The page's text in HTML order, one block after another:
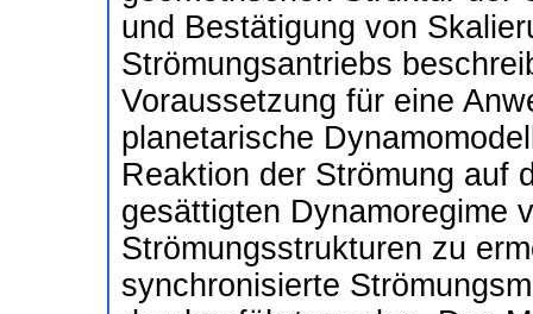
und Bestätigung von
Strömungsantriebs
Voraussetzung für eine
planetarische
Reaktion der Strömung auf
gesättigten Dynamoregime
Strömungsstrukturen zu
synchronisierte